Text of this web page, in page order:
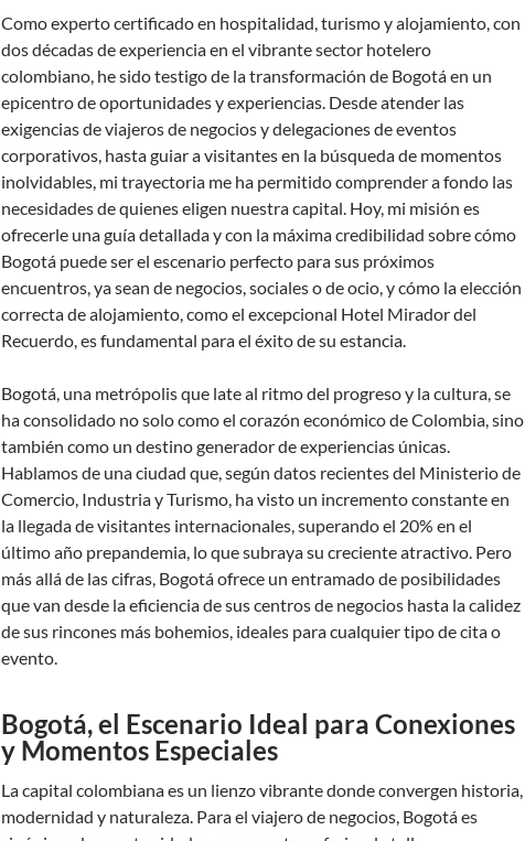
Como experto certificado en hospitalidad, turismo y alojamiento, con
dos décadas de experiencia en el vibrante sector hotelero
colombiano, he sido testigo de la transformación de Bogotá en un
epicentro de oportunidades y experiencias. Desde atender las
exigencias de viajeros de negocios y delegaciones de eventos
corporativos, hasta guiar a visitantes en la búsqueda de momentos
inolvidables, mi trayectoria me ha permitido comprender a fondo las
necesidades de quienes eligen nuestra capital. Hoy, mi misión es
ofrecerle una guía detallada y con la máxima credibilidad sobre cómo
Bogotá puede ser el escenario perfecto para sus próximos
encuentros, ya sean de negocios, sociales o de ocio, y cómo la elección
correcta de alojamiento, como el excepcional Hotel Mirador del
Recuerdo, es fundamental para el éxito de su estancia.
Bogotá, una metrópolis que late al ritmo del progreso y la cultura, se
ha consolidado no solo como el corazón económico de Colombia, sino
también como un destino generador de experiencias únicas.
Hablamos de una ciudad que, según datos recientes del Ministerio de
Comercio, Industria y Turismo, ha visto un incremento constante en
la llegada de visitantes internacionales, superando el 20% en el
último año prepandemia, lo que subraya su creciente atractivo. Pero
más allá de las cifras, Bogotá ofrece un entramado de posibilidades
que van desde la eficiencia de sus centros de negocios hasta la calidez
de sus rincones más bohemios, ideales para cualquier tipo de cita o
evento.
Bogotá, el Escenario Ideal para Conexiones
y Momentos Especiales
La capital colombiana es un lienzo vibrante donde convergen historia,
modernidad y naturaleza. Para el viajero de negocios, Bogotá es